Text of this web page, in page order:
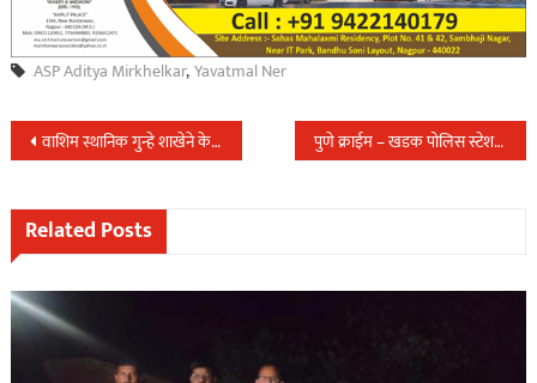
ASP Aditya Mirkhelkar,Yavatmal Ner
Post
navigation
वाशिम स्थानिक गुन्हे शाखेने केले जिल्ह्यातील व बीड जिल्ह्यातील १३ गुन्हे केले उघड… पुणे क्राईम – खडक पोलिस स्टेशन हद्दीत मध्यरात्री घरात घुसुन गोळ्या झाडुन केला खुन…
Related Posts